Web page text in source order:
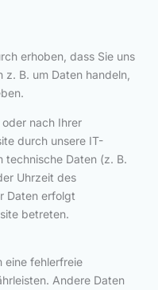
erhoben, dass Sie uns
B. um Daten handeln,
nach Ihrer
durch unsere IT-
technische Daten (z. B.
Uhrzeit des
Daten erfolgt
betreten.
eine fehlerfreie
Andere Daten